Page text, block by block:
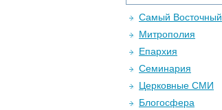
Самый Восточный
Митрополия
Епархия
Семинария
Церковные СМИ
Блогосфера